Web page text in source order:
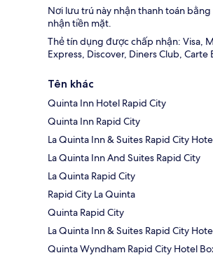
Nơi lưu trú này nhận thanh toán
nhận tiền mặt.
Thẻ tín dụng được chấp nhận: Visa,
Express, Discover, Diners Club, Carte
Tên khác
Quinta Inn Hotel Rapid City
Quinta Inn Rapid City
La Quinta Inn & Suites Rapid City
La Quinta Inn And Suites Rapid City
La Quinta Rapid City
Rapid City La Quinta
Quinta Rapid City
La Quinta Inn & Suites Rapid City
Quinta Wyndham Rapid City Hotel